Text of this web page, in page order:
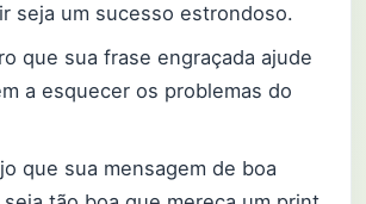
seja um sucesso estrondoso.
que sua frase engraçada ajude
a esquecer os problemas do
que sua mensagem de boa